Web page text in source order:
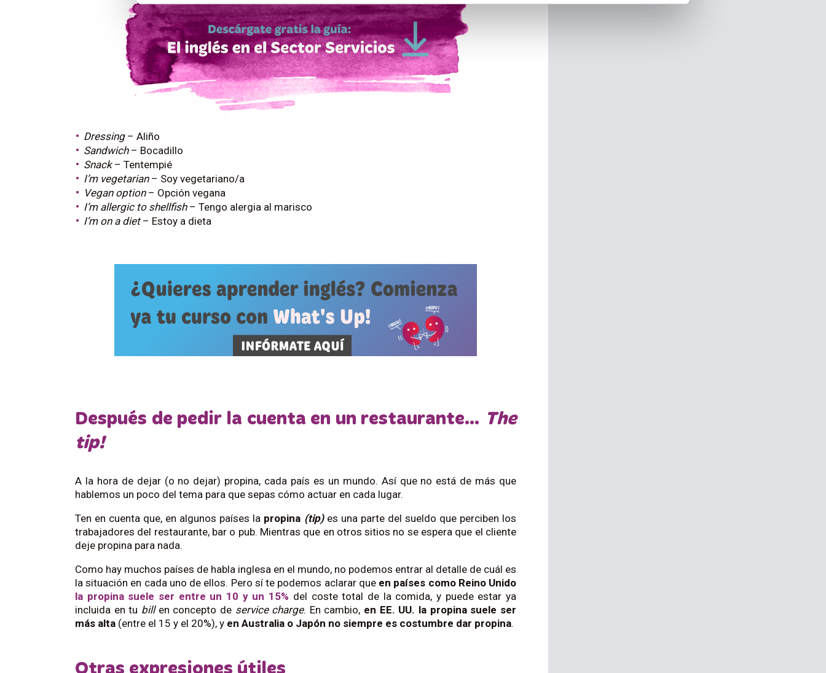
Dressing– Aliño
Sandwich– Bocadillo
Snack– Tentempié
I’m vegetarian– Soy vegetariano/a
Vegan option– Opción vegana
I’m allergic to shellfish– Tengo alergia al marisco
I’m on a diet– Estoy a dieta
Después de pedir la cuenta en un restaurante… The
tip!
A la hora de dejar (o no dejar) propina, cada país es un mundo. Así que no está de más que
hablemos un poco del tema para que sepas cómo actuar en cada lugar.
Ten en cuenta que, en algunos países la propina (tip)es una parte del sueldo que perciben los
trabajadores del restaurante, bar o pub. Mientras que en otros sitios no se espera que el cliente
deje propina para nada.
Como hay muchos países de habla inglesa en el mundo, no podemos entrar al detalle de cuál es
la situación en cada uno de ellos. Pero sí te podemos aclarar que en países como Reino Unido
la propina suele ser entre un 10 y un 15% del coste total de la comida, y puede estar ya
incluida en tu billen concepto de service charge. En cambio, en EE. UU. la propina suele ser
más alta (entre el 15 y el 20%), y en Australia o Japón no siempre es costumbre dar propina.